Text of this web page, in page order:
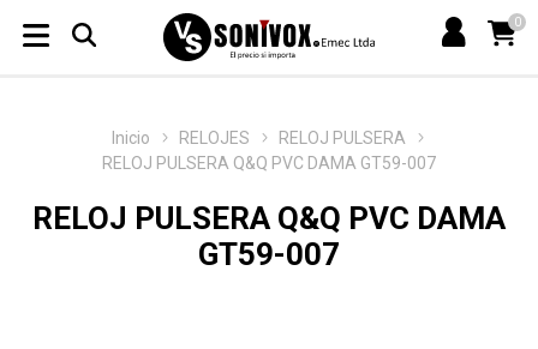
0
Inicio RELOJES
RELOJ PULSERA
RELOJ PULSERA Q&Q PVC DAMA GT59-007
RELOJ PULSERA Q&Q PVC DAMA
GT59-007